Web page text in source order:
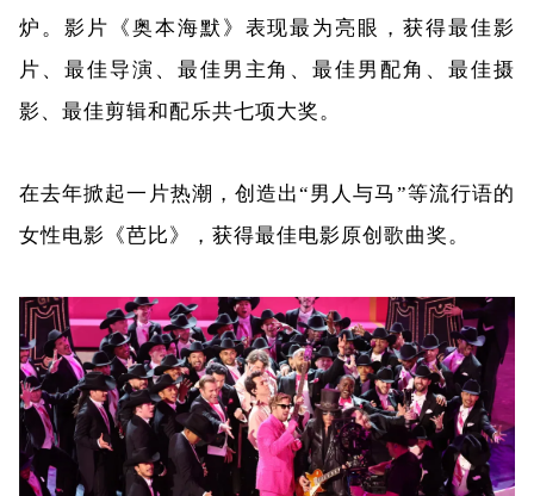
炉。影片《奥本海默》表现最为亮眼，获得最佳影
片、最佳导演、最佳男主角、最佳男配角、最佳摄
影、最佳剪辑和配乐共七项大奖。
在去年掀起一片热潮，创造出“男人与马”等流行语的
女性电影《芭比》，获得最佳电影原创歌曲奖。